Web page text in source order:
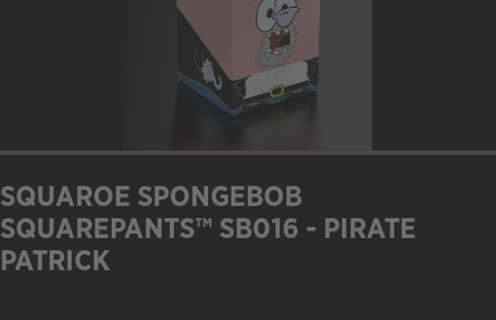
SQUAROE SPONGEBOB
SQUAREPANTS™ SB016 - PIRATE
PATRICK